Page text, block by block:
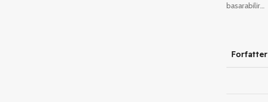
basarabilir…
Forfatter